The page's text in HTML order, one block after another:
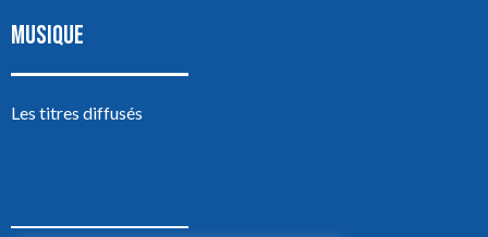
MUSIQUE
Les titres diffusés